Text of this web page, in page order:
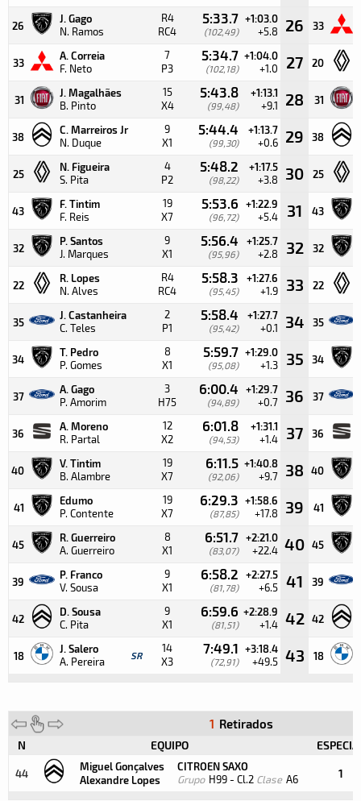
26
J. Gago
N. Ramos
R4
RC4
5:33.7
(102,49)
+1:03.0
+5.8 26 33
33
A. Correia
F. Neto
7
P3
5:34.7
(102,18)
+1:04.0
+1.0 27 20
31
J. Magalhães
B. Pinto
15
X4
5:43.8
(99,48)
+1:13.1
+9.1 28 31
38
C. Marreiros Jr
N. Duque
9
X1
5:44.4
(99,30)
+1:13.7
+0.6 29 38
25
N. Figueira
S. Pita
4
P2
5:48.2
(98,22)
+1:17.5
+3.8 30 25
43
F. Tintim
F. Reis
19
X7
5:53.6
(96,72)
+1:22.9
+5.4 31 43
32
P. Santos
J. Marques
9
X1
5:56.4
(95,96)
+1:25.7
+2.8 32 32
22
R. Lopes
N. Alves
R4
RC4
5:58.3
(95,45)
+1:27.6
+1.9 33 22
35
J. Castanheira
C. Teles
2
P1
5:58.4
(95,42)
+1:27.7
+0.1 34 35
34
T. Pedro
P. Gomes
8
X1
5:59.7
(95,08)
+1:29.0
+1.3 35 34
37
A. Gago
P. Amorim
3
H75
6:00.4
(94,89)
+1:29.7
+0.7 36 37
36
A. Moreno
R. Partal
12
X2
6:01.8
(94,53)
+1:31.1
+1.4 37 36
40
V. Tintim
B. Alambre
19
X7
6:11.5
(92,06)
+1:40.8
+9.7 38 40
41
Edumo
P. Contente
19
X7
6:29.3
(87,85)
+1:58.6
+17.8 39 41
45
R. Guerreiro
A. Guerreiro
8
X1
6:51.7
(83,07)
+2:21.0
+22.4 40 45
39
P. Franco
V. Sousa
9
X1
6:58.2
(81,78)
+2:27.5
+6.5 41 39
42
D. Sousa
C. Pita
9
X1
6:59.6
(81,51)
+2:28.9
+1.4 42 42
18
J. Salero
A. Pereira SR
14
X3
7:49.1
(72,91)
+3:18.4
+49.5 43 18
1 Retirados
N EQUIPO
44
Miguel Gonçalves
Alexandre Lopes
CITROEN SAXO
Grupo H99 - Cl.2 Clase A6 1